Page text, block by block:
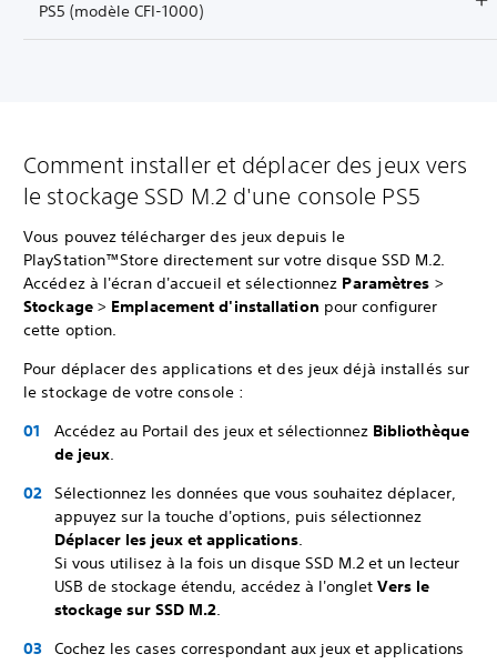
PS5 (modèle CFI-1000)
Comment installer et déplacer des jeux vers
le stockage SSD M.2 d'une console PS5
Vous pouvez télécharger des jeux depuis le
PlayStation™Store directement sur votre disque SSD M.2.
Accédez à l'écran d'accueil et sélectionnez Paramètres >
Stockage > Emplacement d'installation pour configurer
cette option.
Pour déplacer des applications et des jeux déjà installés sur
le stockage de votre console :
Accédez au Portail des jeux et sélectionnez Bibliothèque
de jeux.
Sélectionnez les données que vous souhaitez déplacer,
appuyez sur la touche d'options, puis sélectionnez
Déplacer les jeux et applications.
Si vous utilisez à la fois un disque SSD M.2 et un lecteur
USB de stockage étendu, accédez à l'onglet Vers le
stockage sur SSD M.2.
Cochez les cases correspondant aux jeux et applications